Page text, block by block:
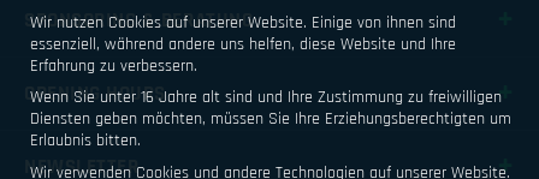
SPONSORING & BERATUNG
OPENING HOURS
NEWSLETTER
Wir nutzen Cookies auf unserer Website. Einige von ihnen sind
essenziell, während andere uns helfen, diese Website und Ihre
Erfahrung zu verbessern.
Wenn Sie unter 16 Jahre alt sind und Ihre Zustimmung zu freiwilligen
Diensten geben möchten, müssen Sie Ihre Erziehungsberechtigten um
Erlaubnis bitten.
Wir verwenden Cookies und andere Technologien auf unserer Website.